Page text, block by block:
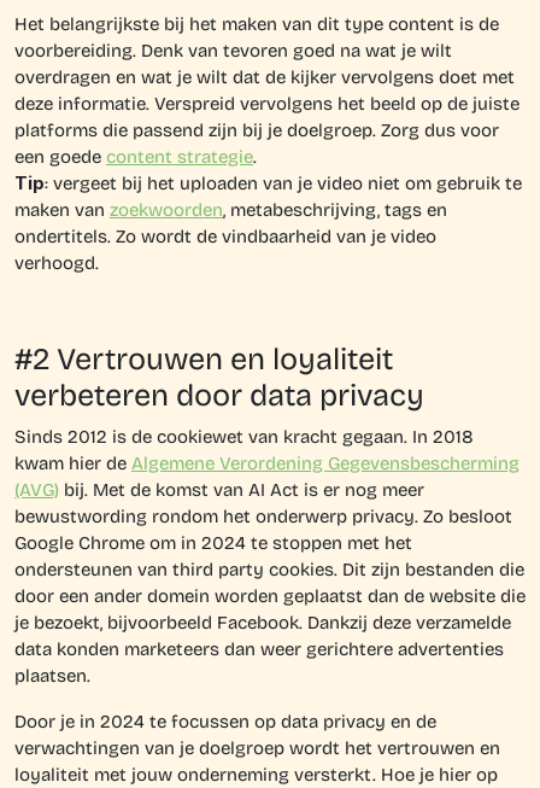
Het belangrijkste bij het maken van dit type content is de
voorbereiding. Denk van tevoren goed na wat je wilt
overdragen en wat je wilt dat de kijker vervolgens doet met
deze informatie. Verspreid vervolgens het beeld op de juiste
platforms die passend zijn bij je doelgroep. Zorg dus voor
een goede content strategie.
Tip: vergeet bij het uploaden van je video niet om gebruik te
maken van zoekwoorden, metabeschrijving, tags en
ondertitels. Zo wordt de vindbaarheid van je video
verhoogd.
#2 Vertrouwen en loyaliteit
verbeteren door data privacy
Sinds 2012 is de cookiewet van kracht gegaan. In 2018
kwam hier de Algemene Verordening Gegevensbescherming
(AVG) bij. Met de komst van AI Act is er nog meer
bewustwording rondom het onderwerp privacy. Zo besloot
Google Chrome om in 2024 te stoppen met het
ondersteunen van third party cookies. Dit zijn bestanden die
door een ander domein worden geplaatst dan de website die
je bezoekt, bijvoorbeeld Facebook. Dankzij deze verzamelde
data konden marketeers dan weer gerichtere advertenties
plaatsen.
Door je in 2024 te focussen op data privacy en de
verwachtingen van je doelgroep wordt het vertrouwen en
loyaliteit met jouw onderneming versterkt. Hoe je hier op